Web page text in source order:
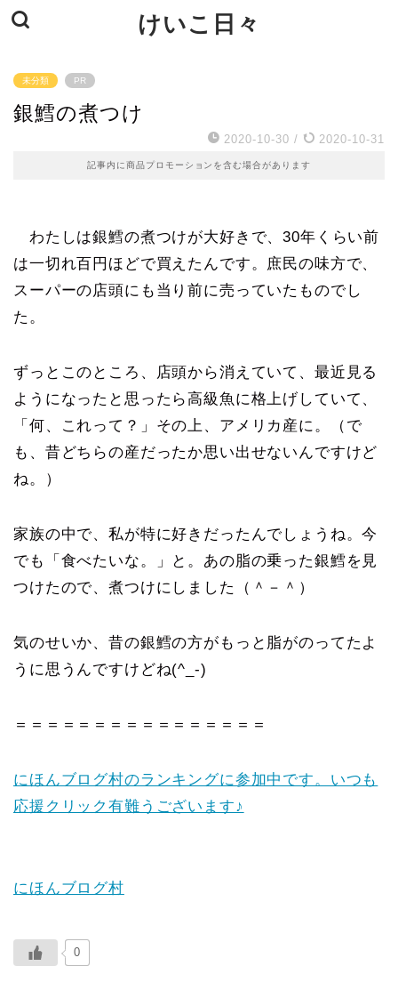
けいこ日々
未分類 PR
銀鱈の煮つけ
2020-10-30 / 2020-10-31
記事内に商品プロモーションを含む場合があります
わたしは銀鱈の煮つけが大好きで、30年くらい前
は一切れ百円ほどで買えたんです。庶民の味方で、
スーパーの店頭にも当り前に売っていたものでし
た。
ずっとこのところ、店頭から消えていて、最近見る
ようになったと思ったら高級魚に格上げしていて、
「何、これって？」その上、アメリカ産に。（で
も、昔どちらの産だったか思い出せないんですけど
ね。）
家族の中で、私が特に好きだったんでしょうね。今
でも「食べたいな。」と。あの脂の乗った銀鱈を見
つけたので、煮つけにしました（＾－＾）
気のせいか、昔の銀鱈の方がもっと脂がのってたよ
うに思うんですけどね(^_-)
＝＝＝＝＝＝＝＝＝＝＝＝＝＝＝＝
にほんブログ村のランキングに参加中です。いつも
応援クリック有難うございます♪
にほんブログ村
0